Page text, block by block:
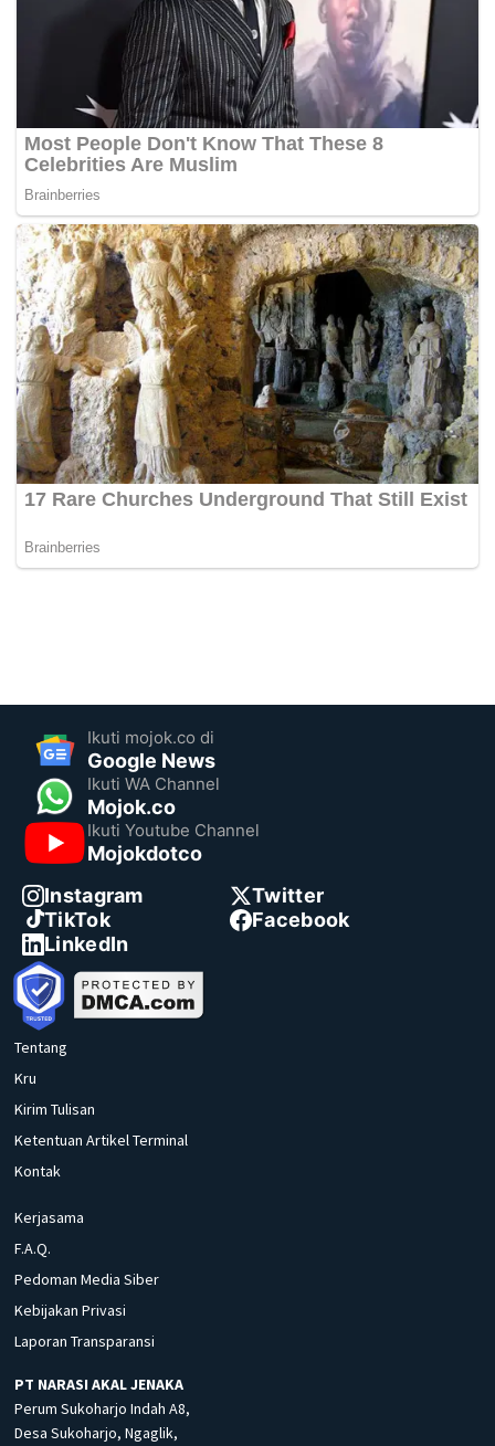
Ikuti mojok.co di
Google News
Ikuti WA Channel
Mojok.co
Ikuti Youtube Channel
Mojokdotco
Instagram
Twitter
TikTok
Facebook
LinkedIn
Tentang
Kru
Kirim Tulisan
Ketentuan Artikel Terminal
Kontak
Kerjasama
F.A.Q.
Pedoman Media Siber
Kebijakan Privasi
Laporan Transparansi
PT NARASI AKAL JENAKA
Perum Sukoharjo Indah A8,
Desa Sukoharjo, Ngaglik,